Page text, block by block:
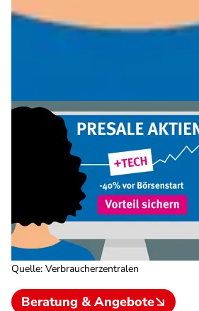
Quelle: Verbraucherzentralen
Beratung & Angebote